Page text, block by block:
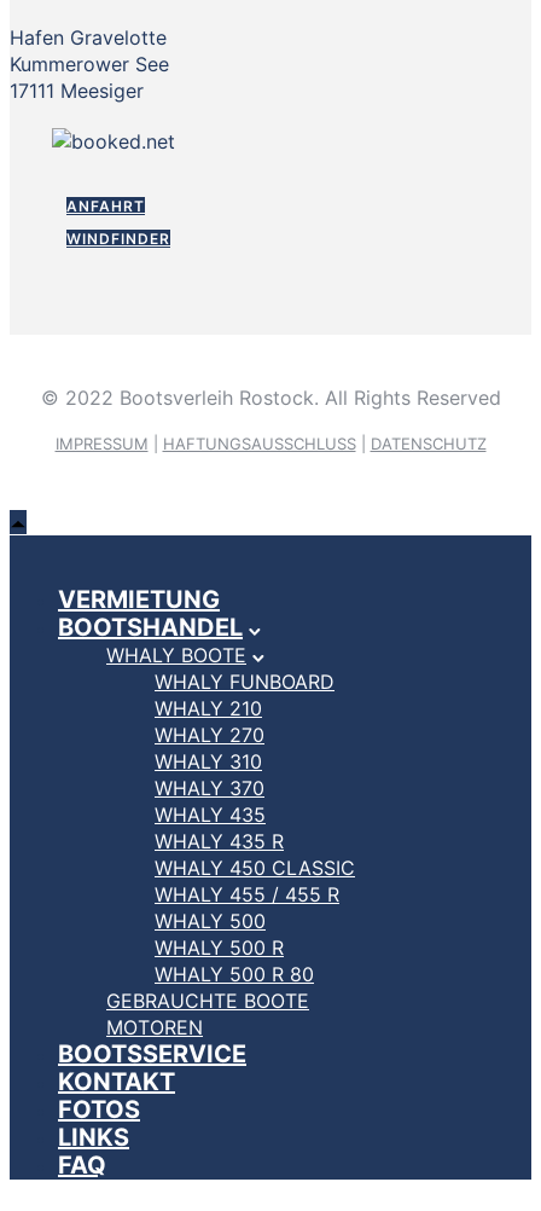
Hafen Gravelotte
Kummerower See
17111 Meesiger
ANFAHRT
WINDFINDER
© 2022 Bootsverleih Rostock. All Rights Reserved
IMPRESSUM HAFTUNGSAUSSCHLUSS| DATENSCHUTZ
VERMIETUNG
BOOTSHANDEL
WHALY BOOTE
WHALY FUNBOARD
WHALY 210
WHALY 270
WHALY 310
WHALY 370
WHALY 435
WHALY 435 R
WHALY 450 CLASSIC
WHALY 455 / 455 R
WHALY 500
WHALY 500 R
WHALY 500 R 80
GEBRAUCHTE BOOTE
MOTOREN
BOOTSSERVICE
KONTAKT
FOTOS
LINKS
FAQ